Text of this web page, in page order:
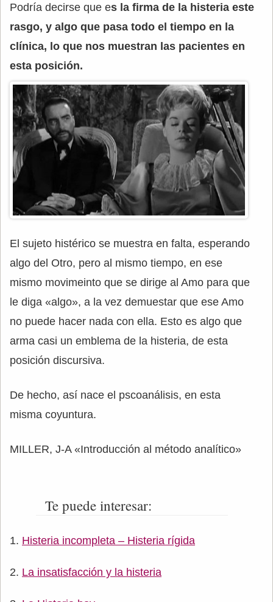
Podría decirse que es la firma de la histeria este
rasgo, y algo que pasa todo el tiempo en la
clínica, lo que nos muestran las pacientes en
esta posición.
El sujeto histérico se muestra en falta, esperando
algo del Otro, pero al mismo tiempo, en ese
mismo movimeinto que se dirige al Amo para que
le diga «algo», a la vez demuestar que ese Amo
no puede hacer nada con ella. Esto es algo que
arma casi un emblema de la histeria, de esta
posición discursiva.
De hecho, así nace el pscoanálisis, en esta
misma coyuntura.
MILLER, J-A «Introducción al método analítico»
Te puede interesar:
Histeria incompleta – Histeria rígida
La insatisfacción y la histeria